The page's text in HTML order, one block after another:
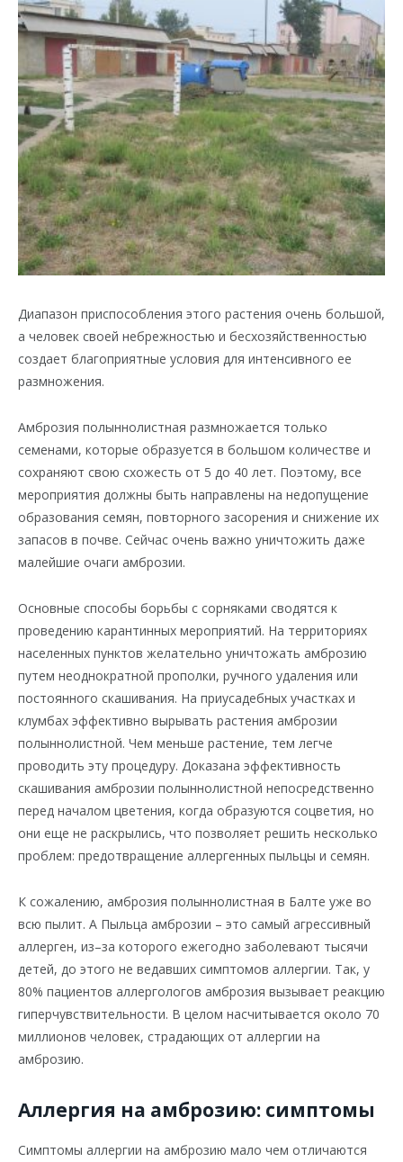
Диапазон приспособления этого растения очень большой,
а человек своей небрежностью и бесхозяйственностью
создает благоприятные условия для интенсивного ее
размножения.
Амброзия полыннолистная размножается только
семенами, которые образуется в большом количестве и
сохраняют свою схожесть от 5 до 40 лет. Поэтому, все
мероприятия должны быть направлены на недопущение
образования семян, повторного засорения и снижение их
запасов в почве. Сейчас очень важно уничтожить даже
малейшие очаги амброзии.
Основные способы борьбы с сорняками сводятся к
проведению карантинных мероприятий. На территориях
населенных пунктов желательно уничтожать амброзию
путем неоднократной прополки, ручного удаления или
постоянного скашивания. На приусадебных участках и
клумбах эффективно вырывать растения амброзии
полыннолистной. Чем меньше растение, тем легче
проводить эту процедуру. Доказана эффективность
скашивания амброзии полыннолистной непосредственно
перед началом цветения, когда образуются соцветия, но
они еще не раскрылись, что позволяет решить несколько
проблем: предотвращение аллергенных пыльцы и семян.
К сожалению, амброзия полыннолистная в Балте уже во
всю пылит. А Пыльца амброзии – это самый агрессивный
аллерген, из–за которого ежегодно заболевают тысячи
детей, до этого не ведавших симптомов аллергии. Так, у
80% пациентов аллергологов амброзия вызывает реакцию
гиперчувствительности. В целом насчитывается около 70
миллионов человек, страдающих от аллергии на
амброзию.
Аллергия на амброзию: симптомы
Симптомы аллергии на амброзию мало чем отличаются